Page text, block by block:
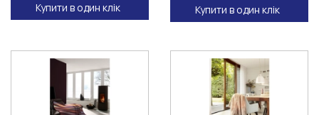
Купити в один клік Купити в один клік